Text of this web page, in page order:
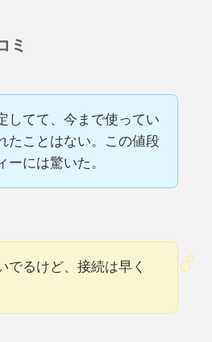
ミ
してて、今まで使ってい
たことはない。この値段
ーには驚いた。
でるけど、接続は早く